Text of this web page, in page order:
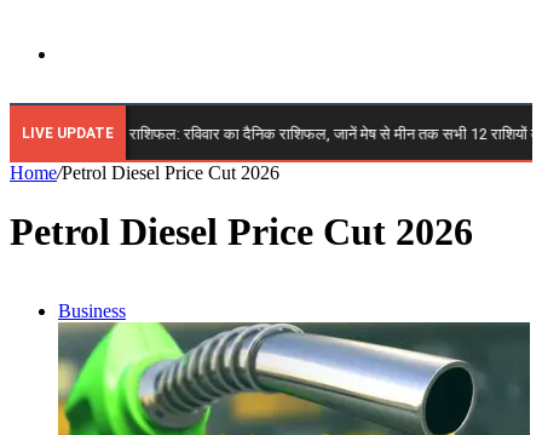
for
LIVE UPDATE
🔴 9 अगस्त 2026 राशिफल: रविवार का दैनिक राशिफल, जानें मेष से मीन तक सभी 12 राशियों का
Home/Petrol Diesel Price Cut 2026
Petrol Diesel Price Cut 2026
Business